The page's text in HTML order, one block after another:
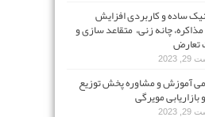
تکنیک ساده و کاربردی افزایش
چانه زنی، متقاعد سازی و
تعارض
2023
آموزش و مشاوره پخش توزیع
مویرگی
2023